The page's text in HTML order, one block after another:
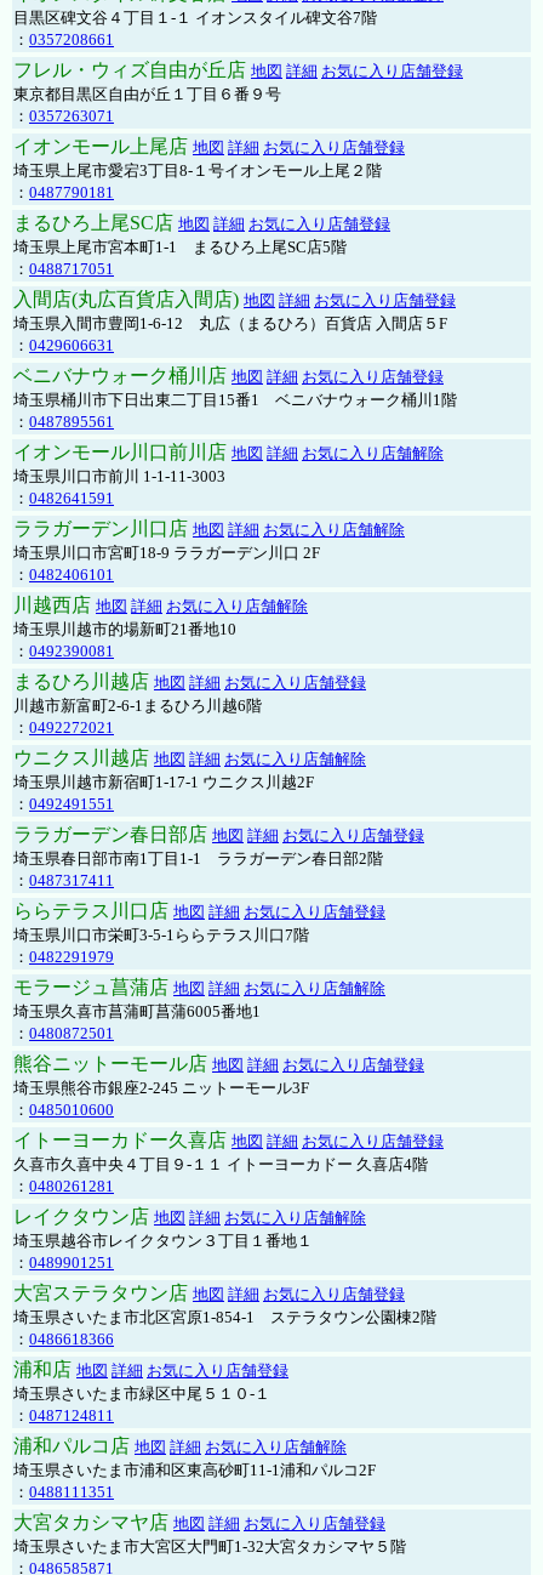
目黒区碑文谷４丁目１-１ イオンスタイル碑文谷7階
： 0357208661
フレル・ウィズ自由が丘店 地図 詳細 お気に入り店舗登録
東京都目黒区自由が丘１丁目６番９号
： 0357263071
イオンモール上尾店 地図 詳細 お気に入り店舗登録
埼玉県上尾市愛宕3丁目8-１号イオンモール上尾２階
： 0487790181
まるひろ上尾SC店 地図 詳細 お気に入り店舗登録
埼玉県上尾市宮本町1-1 まるひろ上尾SC店5階
： 0488717051
入間店(丸広百貨店入間店) 地図 詳細 お気に入り店舗登録
埼玉県入間市豊岡1-6-12 丸広（まるひろ）百貨店 入間店５F
： 0429606631
ベニバナウォーク桶川店 地図 詳細 お気に入り店舗登録
埼玉県桶川市下日出東二丁目15番1 ベニバナウォーク桶川1階
： 0487895561
イオンモール川口前川店 地図 詳細 お気に入り店舗解除
埼玉県川口市前川 1-1-11-3003
： 0482641591
ララガーデン川口店 地図 詳細 お気に入り店舗解除
埼玉県川口市宮町18-9 ララガーデン川口 2F
： 0482406101
川越西店 地図 詳細 お気に入り店舗解除
埼玉県川越市的場新町21番地10
： 0492390081
まるひろ川越店 地図 詳細 お気に入り店舗登録
川越市新富町2-6-1まるひろ川越6階
： 0492272021
ウニクス川越店 地図 詳細 お気に入り店舗解除
埼玉県川越市新宿町1-17-1 ウニクス川越2F
： 0492491551
ララガーデン春日部店 地図 詳細 お気に入り店舗登録
埼玉県春日部市南1丁目1-1 ララガーデン春日部2階
： 0487317411
ららテラス川口店 地図 詳細 お気に入り店舗登録
埼玉県川口市栄町3-5-1ららテラス川口7階
： 0482291979
モラージュ菖蒲店 地図 詳細 お気に入り店舗解除
埼玉県久喜市菖蒲町菖蒲6005番地1
： 0480872501
熊谷ニットーモール店 地図 詳細 お気に入り店舗登録
埼玉県熊谷市銀座2-245 ニットーモール3F
： 0485010600
イトーヨーカドー久喜店 地図 詳細 お気に入り店舗登録
久喜市久喜中央４丁目９-１１ イトーヨーカドー 久喜店4階
： 0480261281
レイクタウン店 地図 詳細 お気に入り店舗解除
埼玉県越谷市レイクタウン３丁目１番地１
： 0489901251
大宮ステラタウン店 地図 詳細 お気に入り店舗登録
埼玉県さいたま市北区宮原1-854-1 ステラタウン公園棟2階
： 0486618366
浦和店 地図 詳細 お気に入り店舗登録
埼玉県さいたま市緑区中尾５１０-１
： 0487124811
浦和パルコ店 地図 詳細 お気に入り店舗解除
埼玉県さいたま市浦和区東高砂町11-1浦和パルコ2F
： 0488111351
大宮タカシマヤ店 地図 詳細 お気に入り店舗登録
埼玉県さいたま市大宮区大門町1-32大宮タカシマヤ５階
： 0486585871